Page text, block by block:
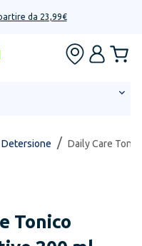
partire da 23,99€
Detersione / Daily Care
Tonico